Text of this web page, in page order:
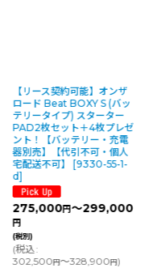
【リース契約可能】オンザ
ロード Beat BOXY S (バッ
テリータイプ) スターター
PAD2枚セット＋4枚プレゼ
ント！【バッテリー・充電
器別売】【代引不可・個人
宅配送不可】
[9330-55-1-
d]
275,000円～299,000
円
(税別)
(税込:
302,500円～328,900円)